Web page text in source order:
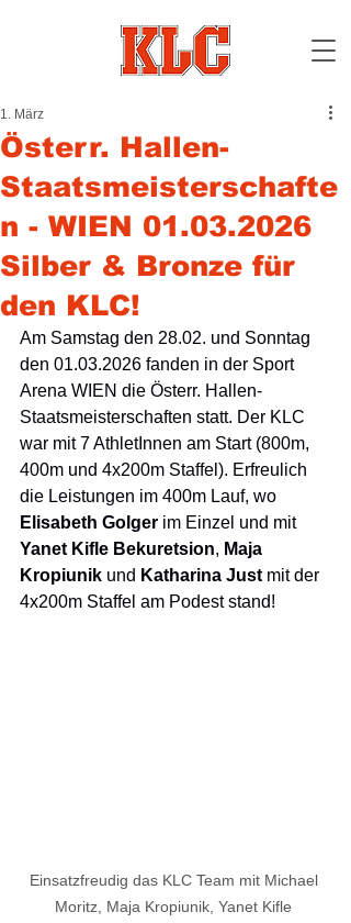
Österr. Hallen-
Staatsmeisterschafte
n - WIEN 01.03.2026
Silber & Bronze für
den KLC!
1. März
Am Samstag den 28.02. und Sonntag
den 01.03.2026 fanden in der Sport
Arena WIEN die Österr. Hallen-
Staatsmeisterschaften statt. Der KLC
war mit 7 AthletInnen am Start (800m,
400m und 4x200m Staffel). Erfreulich
die Leistungen im 400m Lauf, wo
Elisabeth Golger im Einzel und mit
Yanet Kifle Bekuretsion, Maja
Kropiunik und Katharina Just mit der
4x200m Staffel am Podest stand!
Einsatzfreudig das KLC Team mit Michael
Moritz, Maja Kropiunik, Yanet Kifle